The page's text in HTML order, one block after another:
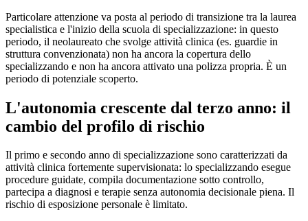
Particolare attenzione va posta al periodo di transizione tra la laurea
specialistica e l'inizio della scuola di specializzazione: in questo
periodo, il neolaureato che svolge attività clinica (es. guardie in
struttura convenzionata) non ha ancora la copertura dello
specializzando e non ha ancora attivato una polizza propria. È un
periodo di potenziale scoperto.
L'autonomia crescente dal terzo anno: il
cambio del profilo di rischio
Il primo e secondo anno di specializzazione sono caratterizzati da
attività clinica fortemente supervisionata: lo specializzando esegue
procedure guidate, compila documentazione sotto controllo,
partecipa a diagnosi e terapie senza autonomia decisionale piena. Il
rischio di esposizione personale è limitato.